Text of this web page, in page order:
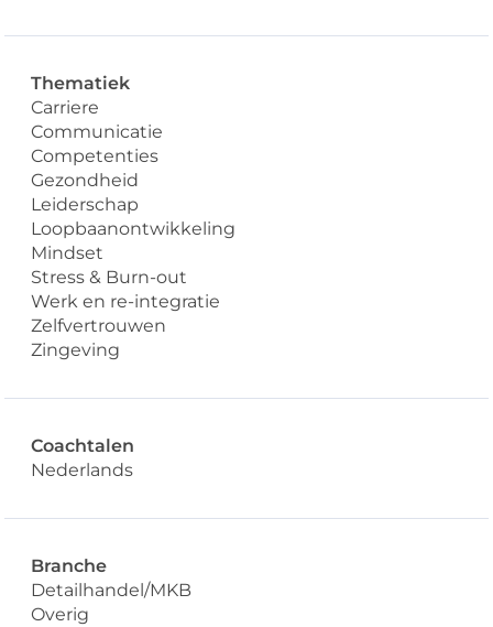
Thematiek
Carriere
Communicatie
Competenties
Gezondheid
Leiderschap
Loopbaanontwikkeling
Mindset
Stress & Burn-out
Werk en re-integratie
Zelfvertrouwen
Zingeving
Coachtalen
Nederlands
Branche
Detailhandel/MKB
Overig